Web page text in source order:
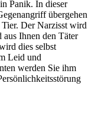
Panik. In dieser
übergehen
Der Narzisst wird
Ihnen den Täter
dies selbst
Leid und
werden Sie ihm